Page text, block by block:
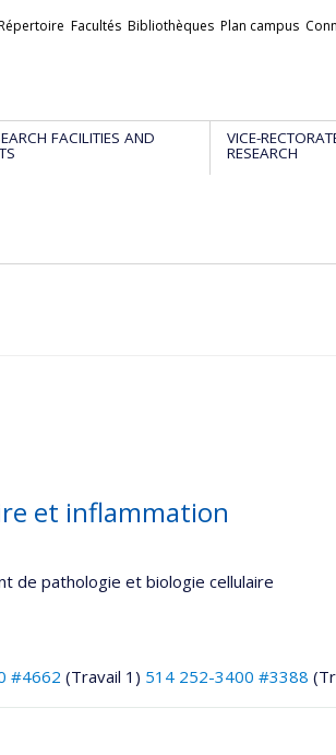
Facultés Bibliothèques Plan campus
FACILITIES AND VICE-
RESEARCH
et inflammation
de pathologie et biologie cellulaire
#4662 (Travail 1) 514 252-3400 #3388